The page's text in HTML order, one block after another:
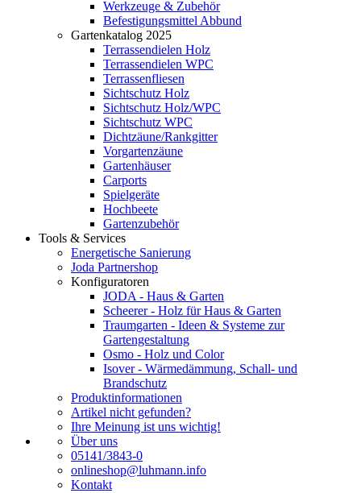
Werkzeuge & Zubehör
Befestigungsmittel Abbund
Gartenkatalog 2025
Terrassendielen Holz
Terrassendielen WPC
Terrassenfliesen
Sichtschutz Holz
Sichtschutz Holz/WPC
Sichtschutz WPC
Dichtzäune/Rankgitter
Vorgartenzäune
Gartenhäuser
Carports
Spielgeräte
Hochbeete
Gartenzubehör
Tools & Services
Energetische Sanierung
Joda Partnershop
Konfiguratoren
JODA - Haus & Garten
Scheerer - Holz für Haus & Garten
Traumgarten - Ideen & Systeme zur
Gartengestaltung
Osmo - Holz und Color
Isover - Wärmedämmung, Schall- und
Brandschutz
Produktinformationen
Artikel nicht gefunden?
Ihre Meinung ist uns wichtig!
Über uns
05141/3843-0
onlineshop@luhmann.info
Kontakt